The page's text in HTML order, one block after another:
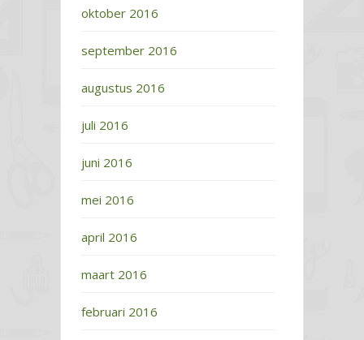
oktober 2016
september 2016
augustus 2016
juli 2016
juni 2016
mei 2016
april 2016
maart 2016
februari 2016